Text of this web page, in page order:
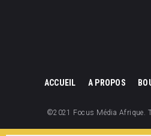
ACCUEIL A PROPOS
©2021 Focus Média Afrique.